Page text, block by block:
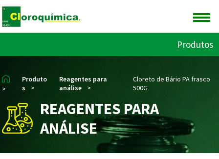
Produtos
>
Produto
s
>
Reagentes para
análise
>
Cloreto de Bário PA frasco
500G
REAGENTES PARA
ANÁLISE